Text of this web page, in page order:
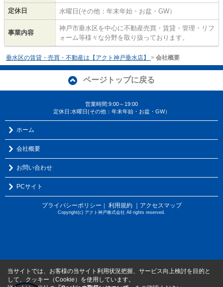
定休日 水曜日(その他：年末年始・お盆・GW）
事業内容
神戸市垂水区を中心に不動産売買・賃貸・管理・リフ
ォーム等様々な分野を取り扱っております。
垂水区の賃貸・売買・不動産は【アクト神戸垂水店】 > 会社概要
ページトップに戻る
営業時間:9:00～19:00
定休日:水曜日(その他：年末年始・お盆・GW）
ホーム
会社概要
お問い合わせ
PCサイト
プライバシーポリシー ｜ 利用規約 ｜アクセスマップ
Copyright(c) アクト神戸株式会社 All rights reserved.
当サイトでは、お客様の当サイト利用状況把握、サービス向上検討を目的と
して、クッキー（Cookie）を使用しています。